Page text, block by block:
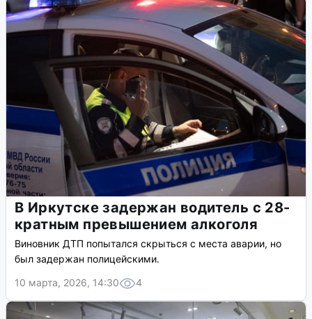
В Иркутске задержан водитель с 28-
кратным превышением алкоголя
Виновник ДТП попытался скрыться с места аварии, но
был задержан полицейскими.
10 марта, 2026, 14:30
4